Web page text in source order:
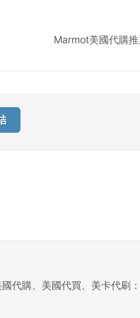
Marmot美國代購
國代購、美國代買、美卡代刷